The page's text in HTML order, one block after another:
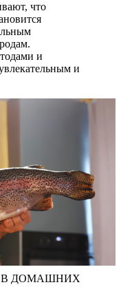
что
и
и
В ДОМАШНИХ